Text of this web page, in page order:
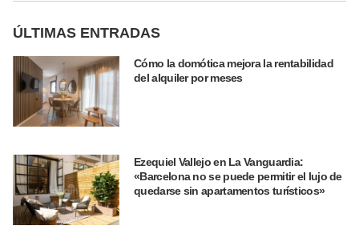
ÚLTIMAS ENTRADAS
Cómo la domótica mejora la rentabilidad
del alquiler por meses
Ezequiel Vallejo en La Vanguardia:
«Barcelona no se puede permitir el lujo de
quedarse sin apartamentos turísticos»